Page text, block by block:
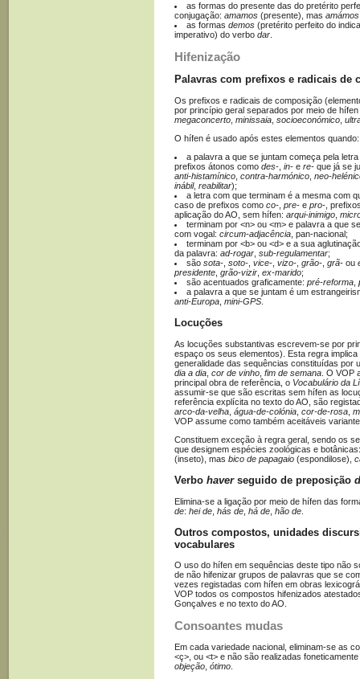
as formas do presente das do pretérito
conjugação: amamos (presente), mas amámos
as formas demos (pretérito perfeito do
imperativo) do verbo dar
Hifenização
Palavras com prefixos e radicais de
Os prefixos e radicais de composição
por princípio geral separados por meio de
megaconcerto minissaia socioeconómico
O hífen é usado após estes elementos quando:
a palavra a que se juntam começa pela
prefixos átonos como des- in- e re- que já se
anti-histamínico contra-harmónico neo-
inábil, reabilitar);
a letra com que terminam é a mesma com
caso de prefixos como co- pre- e pro- ,
aplicação do AO, sem hífen: arqui-inimigo
terminam por <n> ou <m> e palavra a que
com vogal: circum-adjacência , pan-nacional;
terminam por <b> ou <d> e a sua
da palavra: ad-rogar sub-regulamentar;
são sota- soto- vice- vizo- grão- grã- ou
presidente grão-vizir ex-marido;
são acentuados graficamente: pré-reforma
a palavra a que se juntam é um
anti-Europa mini-GPS
Locuções
As locuções substantivas escrevem-se por
espaço os seus elementos). Esta regra
generalidade das sequências constituídas por
dia a dia cor de vinho fim de semana . O
principal obra de referência, o Vocabulário da
assumir-se que são escritas sem hífen as
referência explícita no texto do AO, são
arco-da-velha água-de-colónia cor-de-rosa
VOP assume como também aceitáveis
Constituem exceção à regra geral, sendo os
que designem espécies zoológicas e
(inseto), mas bico de papagaio (espondilose),
Verbo haverseguido de preposição
Elimina-se a ligação por meio de hífen das
de: hei de hás de há de hão de
Outros compostos, unidades
vocabulares
O uso do hífen em sequências deste tipo não
de não hifenizar grupos de palavras que se
vezes registadas com hífen em obras
VOP todos os compostos hifenizados
Gonçalves e no texto do AO.
Consoantes mudas
Em cada variedade nacional, eliminam-se as
<ç>, ou <t> e não são realizadas
objeção ótimo